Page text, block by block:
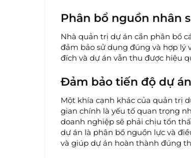
Phân bổ nguồn nhân
Nhà quản trị dự án cần phân bổ
đảm bảo sử dụng đúng và hợp lý
đích và dự án vẫn thu được hiệu
Đảm bảo tiến độ dự án
Một khía cạnh khác của quản trị
gian chính là yếu tố quan trọng
doanh nghiệp sẽ phải chịu tổn
dự án là phân bổ nguồn lực và
và giúp dự án hoàn thành đúng